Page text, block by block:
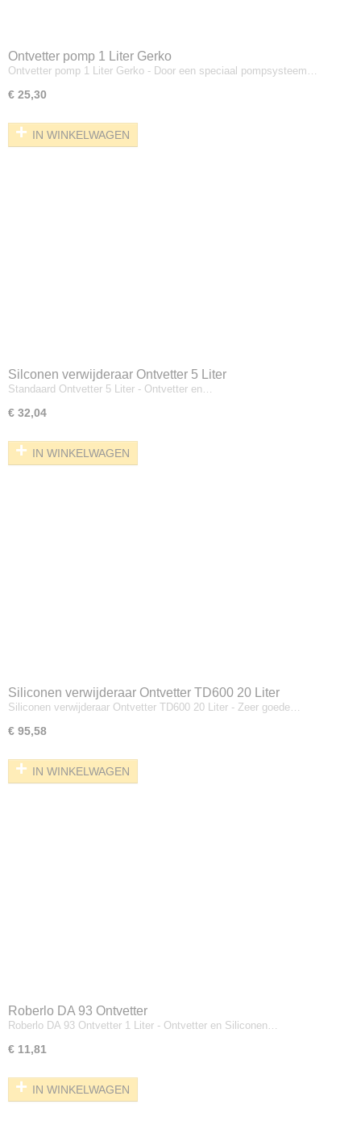
Ontvetter pomp 1 Liter Gerko
Ontvetter pomp 1 Liter Gerko - Door een speciaal pompsysteem…
€ 25,30
IN WINKELWAGEN
Silconen verwijderaar Ontvetter 5 Liter
Standaard Ontvetter 5 Liter - Ontvetter en…
€ 32,04
IN WINKELWAGEN
Siliconen verwijderaar Ontvetter TD600 20 Liter
Siliconen verwijderaar Ontvetter TD600 20 Liter - Zeer goede…
€ 95,58
IN WINKELWAGEN
Roberlo DA 93 Ontvetter
Roberlo DA 93 Ontvetter 1 Liter - Ontvetter en Siliconen…
€ 11,81
IN WINKELWAGEN